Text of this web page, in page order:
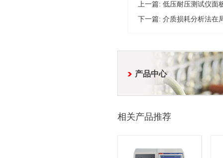
上一篇: 低压耐压测试仪面
下一篇: 介质损耗分析法在
产品中心
相关产品推荐